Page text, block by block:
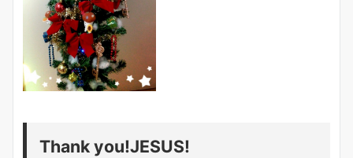
Thank you!JESUS!